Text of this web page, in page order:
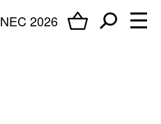
2026